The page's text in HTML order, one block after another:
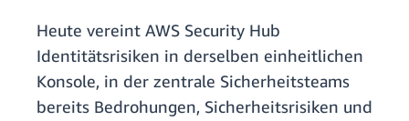
Heute vereint AWS Security Hub
Identitätsrisiken in derselben einheitlichen
Konsole, in der zentrale Sicherheitsteams
bereits Bedrohungen, Sicherheitsrisiken und